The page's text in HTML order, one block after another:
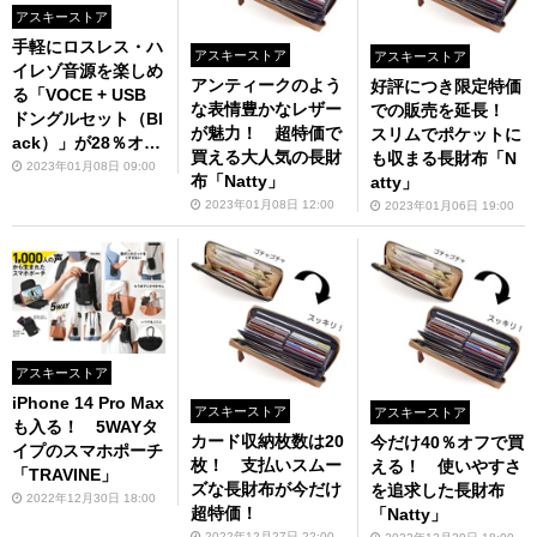
アスキーストア
手軽にロスレス・ハ
イレゾ音源を楽しめ
る「VOCE + USB
ドングルセット（Bl
ack）」が28％オ
フ！2023年01月08日 09:00
アスキーストア
アンティークのよう
な表情豊かなレザー
が魅力！ 超特価で
買える大人気の長財
布「Natty」
2023年01月08日 12:00
アスキーストア
好評につき限定特価
での販売を延長！
スリムでポケットに
も収まる長財布「N
atty」
2023年01月06日 19:00
アスキーストア
iPhone 14 Pro Max
も入る！ 5WAYタ
イプのスマホポーチ
「TRAVINE」
2022年12月30日 18:00
アスキーストア
カード収納枚数は20
枚！ 支払いスムー
ズな長財布が今だけ
超特価！
アスキーストア
今だけ40％オフで買
える！ 使いやすさ
を追求した長財布
「Natty」